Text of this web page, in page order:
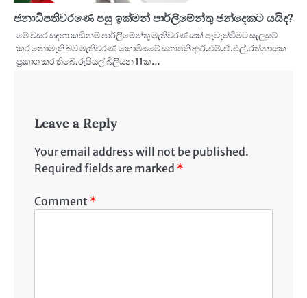
ජනාධිපතිවරණෙ පසු ඉක්මන් පාර්ලිමේන්තු ඡන්දෙකට යයිද?
මේ වසර සඳහා කඩිනම් පාර්ලිමේන්තු මැතිවරණයක් පැවැත්වීමට සැලසුම්
කර නොමැති බව මැතිවරණ කොමිසමේ සභාපති ආර්.එම්.ඒ.එල්.රත්නායක
ප්‍රකාශ කර තිබේ.රුපියල් බිලියන 11ක…
Leave a Reply
Your email address will not be published.
Required fields are marked *
Comment *